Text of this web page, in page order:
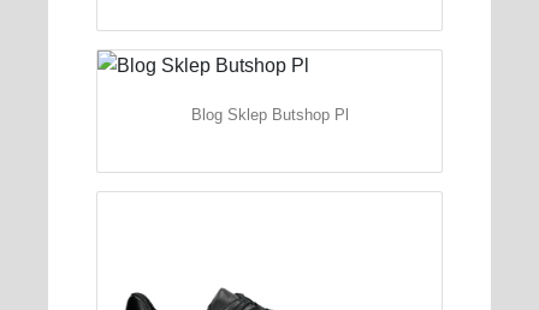
Blog Sklep Butshop Pl